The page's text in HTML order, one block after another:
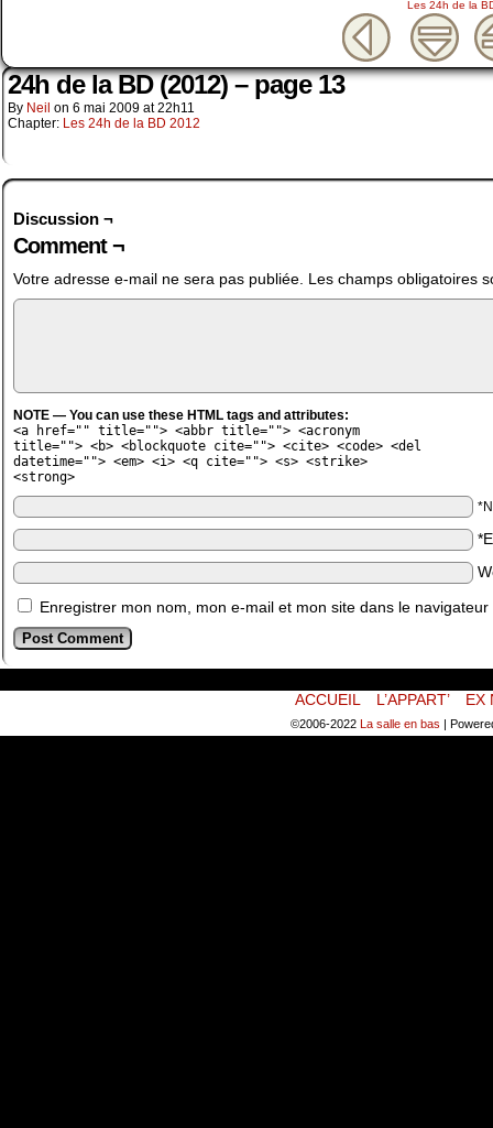
Les 24h de la
24h de la BD (2012) – page 13
By Neil on 6 mai 2009 at22h11
Chapter: Les 24h de la BD 2012
Discussion ¬
Comment ¬
Votre adresse e-mail ne sera pas publiée. Les champs obligatoires
NOTE — You can use these HTML tags and attributes:
<a href="" title=""> <abbr title=""> <acronym
title=""> <b> <blockquote cite=""> <cite> <code> <del
datetime=""> <em> <i> <q cite=""> <s> <strike>
<strong>
Enregistrer mon nom, mon e-mail et mon site dans le
ACCUEIL L’APPART’ EX
©2006-2022 La salle en bas |